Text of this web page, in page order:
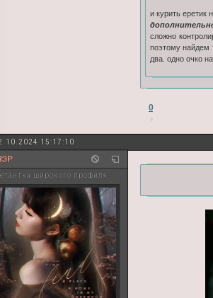
и курить еретик
сложно
поэтому найдем
два. одно очко
0
15:17:10
широкого профиля